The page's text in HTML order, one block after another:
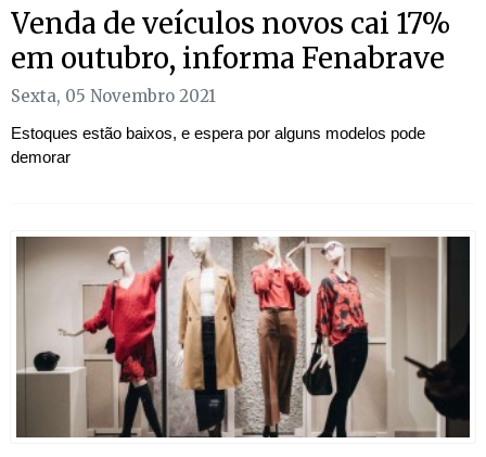
Venda de veículos novos cai 17%
em outubro, informa Fenabrave
Sexta, 05 Novembro 2021
Estoques estão baixos, e espera por alguns modelos pode
demorar